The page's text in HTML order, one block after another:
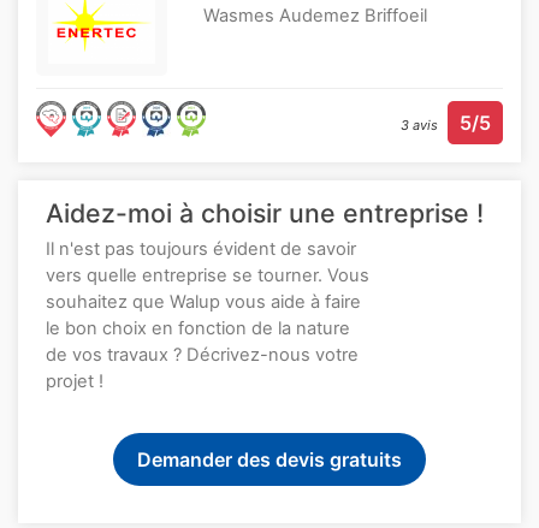
Wasmes Audemez Briffoeil
3 avis 5/5
Aidez-moi à choisir une entreprise !
Il n'est pas toujours évident de savoir
vers quelle entreprise se tourner. Vous
souhaitez que Walup vous aide à faire
le bon choix en fonction de la nature
de vos travaux ? Décrivez-nous votre
projet !
Demander des devis gratuits